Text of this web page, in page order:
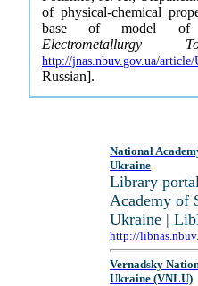
of physical-chemical
base of model of
Electrometallurgy
http://jnas.nbuv.gov.ua/article/
Russian].
National
Ukraine
Library
Academy of
Ukraine |
http://
Vernadsky
Ukraine (VNLU)